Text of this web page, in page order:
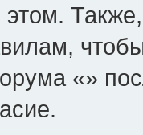
этом.
«»